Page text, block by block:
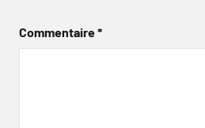
Commentaire*